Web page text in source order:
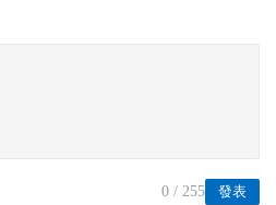
發表
0 / 255